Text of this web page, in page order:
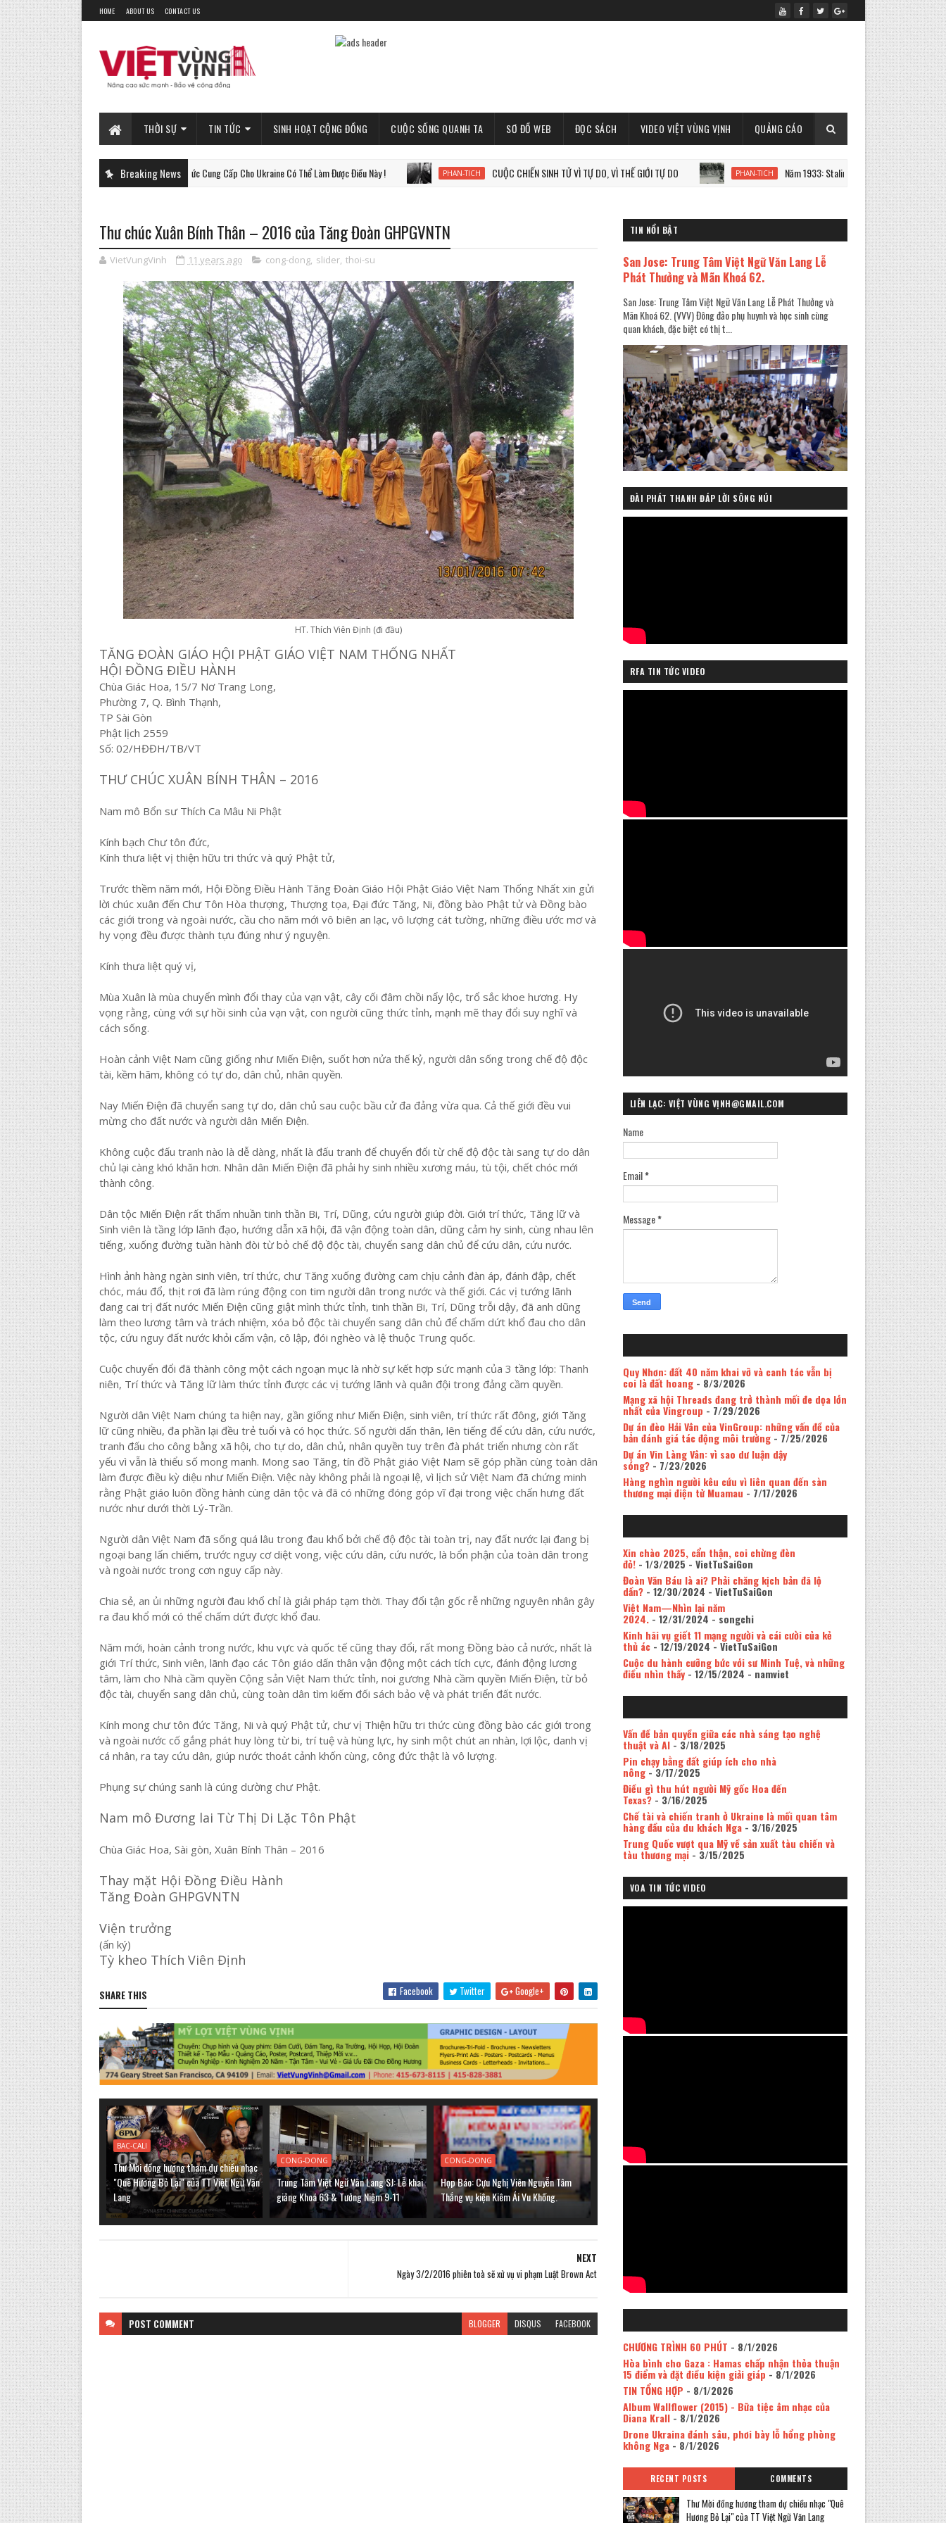
HOME ABOUT US CONTACT US
THỜI SỰ TIN TỨC SINH HOẠT CỘNG ĐỒNG CUỘC SỐNG QUANH TA SƠ ĐỒ WEB ĐỌC SÁCH VIDEO VIỆT VÙNG VỊNH QUẢNG CÁO
Breaking News
PHAN-TICH Xe Tăng Gepard Mà Đức Cung Cấp Cho Ukraine Có Thể Làm Được Điều Này ! PHAN-TICH CUỘC CHIẾN SINH TỬ VÌ TỰ DO, VÌ THẾ GIỚI TỰ DO PHAN-TICH Năm 1933: Staline tàn sát 7 triệu người Ukraine
Thư chúc Xuân Bính Thân – 2016 của Tăng Đoàn GHPGVNTN
VietVungVinh 11 years ago cong-dong, slider, thoi-su
HT. Thích Viên Định (đi đầu)
TĂNG ĐOÀN GIÁO HỘI PHẬT GIÁO VIỆT NAM THỐNG NHẤT
HỘI ĐỒNG ĐIỀU HÀNH
Chùa Giác Hoa, 15/7 Nơ Trang Long,
Phường 7, Q. Bình Thạnh,
TP Sài Gòn
Phật lịch 2559
Số: 02/HĐĐH/TB/VT
THƯ CHÚC XUÂN BÍNH THÂN – 2016
Nam mô Bổn sư Thích Ca Mâu Ni Phật
Kính bạch Chư tôn đức,
Kính thưa liệt vị thiện hữu tri thức và quý Phật tử,
Trước thềm năm mới, Hội Đồng Điều Hành Tăng Đoàn Giáo Hội Phật Giáo Việt Nam Thống Nhất xin gửi
lời chúc xuân đến Chư Tôn Hòa thượng, Thượng tọa, Đại đức Tăng, Ni, đồng bào Phật tử và Đồng bào
các giới trong và ngoài nước, cầu cho năm mới vô biên an lạc, vô lượng cát tường, những điều ước mơ và
hy vọng đều được thành tựu đúng như ý nguyện.
Kính thưa liệt quý vị,
Mùa Xuân là mùa chuyển mình đổi thay của vạn vật, cây cối đâm chồi nẩy lộc, trổ sắc khoe hương. Hy
vọng rằng, cùng với sự hồi sinh của vạn vật, con người cũng thức tỉnh, mạnh mẽ thay đổi suy nghĩ và
cách sống.
Hoàn cảnh Việt Nam cũng giống như Miến Điện, suốt hơn nửa thế kỷ, người dân sống trong chế độ độc
tài, kềm hãm, không có tự do, dân chủ, nhân quyền.
Nay Miến Điện đã chuyển sang tự do, dân chủ sau cuộc bầu cử đa đảng vừa qua. Cả thế giới đều vui
mừng cho đất nước và người dân Miến Điện.
Không cuộc đấu tranh nào là dễ dàng, nhất là đấu tranh để chuyển đổi từ chế độ độc tài sang tự do dân
chủ lại càng khó khăn hơn. Nhân dân Miến Điện đã phải hy sinh nhiều xương máu, tù tội, chết chóc mới
thành công.
Dân tộc Miến Điện rất thấm nhuần tinh thần Bi, Trí, Dũng, cứu người giúp đời. Giới trí thức, Tăng lữ và
Sinh viên là tầng lớp lãnh đạo, hướng dẫn xã hội, đã vận động toàn dân, dũng cảm hy sinh, cùng nhau lên
tiếng, xuống đường tuần hành đòi từ bỏ chế độ độc tài, chuyển sang dân chủ để cứu dân, cứu nước.
Hình ảnh hàng ngàn sinh viên, trí thức, chư Tăng xuống đường cam chịu cảnh đàn áp, đánh đập, chết
chóc, máu đổ, thịt rơi đã làm rúng động con tim người dân trong nước và thế giới. Các vị tướng lãnh
đang cai trị đất nước Miến Điện cũng giật mình thức tỉnh, tinh thần Bi, Trí, Dũng trỗi dậy, đã anh dũng
làm theo lương tâm và trách nhiệm, xóa bỏ độc tài chuyển sang dân chủ để chấm dứt khổ đau cho dân
tộc, cứu nguy đất nước khỏi cấm vận, cô lập, đói nghèo và lệ thuộc Trung quốc.
Cuộc chuyển đổi đã thành công một cách ngoạn mục là nhờ sự kết hợp sức mạnh của 3 tầng lớp: Thanh
niên, Trí thức và Tăng lữ làm thức tỉnh được các vị tướng lãnh và quân đội trong đảng cầm quyền.
Người dân Việt Nam chúng ta hiện nay, gần giống như Miến Điện, sinh viên, trí thức rất đông, giới Tăng
lữ cũng nhiều, đa phần lại đều trẻ tuổi và có học thức. Số người dấn thân, lên tiếng để cứu dân, cứu nước,
tranh đấu cho công bằng xã hội, cho tự do, dân chủ, nhân quyền tuy trên đà phát triển nhưng còn rất
yếu vì vẫn là thiểu số mong manh. Mong sao Tăng, tín đồ Phật giáo Việt Nam sẽ góp phần cùng toàn dân
làm được điều kỳ diệu như Miến Điện. Việc này không phải là ngoại lệ, vì lịch sử Việt Nam đã chứng minh
rằng Phật giáo luôn đồng hành cùng dân tộc và đã có những đóng góp vĩ đại trong việc chấn hưng đất
nước như dưới thời Lý-Trần.
Người dân Việt Nam đã sống quá lâu trong đau khổ bởi chế độ độc tài toàn trị, nay đất nước lại đang bị
ngoại bang lấn chiếm, trước nguy cơ diệt vong, việc cứu dân, cứu nước, là bổn phận của toàn dân trong
và ngoài nước trong cơn nguy cấp này.
Chia sẻ, an ủi những người đau khổ chỉ là giải pháp tạm thời. Thay đổi tận gốc rễ những nguyên nhân gây
ra đau khổ mới có thể chấm dứt được khổ đau.
Năm mới, hoàn cảnh trong nước, khu vực và quốc tế cũng thay đổi, rất mong Đồng bào cả nước, nhất là
giới Trí thức, Sinh viên, lãnh đạo các Tôn giáo dấn thân vận động một cách tích cực, đánh động lương
tâm, làm cho Nhà cầm quyền Cộng sản Việt Nam thức tỉnh, noi gương Nhà cầm quyền Miến Điện, từ bỏ
độc tài, chuyển sang dân chủ, cùng toàn dân tìm kiếm đối sách bảo vệ và phát triển đất nước.
Kính mong chư tôn đức Tăng, Ni và quý Phật tử, chư vị Thiện hữu tri thức cùng đồng bào các giới trong
và ngoài nước cố gắng phát huy lòng từ bi, trí tuệ và hùng lực, hy sinh một chút an nhàn, lợi lộc, danh vị
cá nhân, ra tay cứu dân, giúp nước thoát cảnh khốn cùng, công đức thật là vô lượng.
Phụng sự chúng sanh là cúng dường chư Phật.
Nam mô Đương lai Từ Thị Di Lặc Tôn Phật
Chùa Giác Hoa, Sài gòn, Xuân Bính Thân – 2016
Thay mặt Hội Đồng Điều Hành
Tăng Đoàn GHPGVNTN
Viện trưởng
(ấn ký)
Tỳ kheo Thích Viên Định
SHARE THIS Facebook Twitter Google+
BAC-CALI
Thư Mời đồng hương tham dự chiều nhạc
"Quê Hương Bỏ Lại" của TT Việt Ngữ Văn
Lang
CONG-DONG
Trung Tâm Việt Ngữ Văn Lang SJ: Lễ khai
giảng Khoá 63 & Tưởng Niệm 9-11
CONG-DONG
Họp Báo: Cựu Nghị Viên Nguyễn Tâm
Thắng vụ kiện Kiêm Ái Vu Khống.
NEXT
Ngày 3/2/2016 phiên toà sẽ xử vụ vi phạm Luật Brown Act
POST COMMENT BLOGGER DISQUS FACEBOOK
TIN NỔI BẬT
San Jose: Trung Tâm Việt Ngữ Văn Lang Lễ
Phát Thưởng và Mãn Khoá 62.
San Jose: Trung Tâm Việt Ngữ Văn Lang Lễ Phát Thưởng và
Mãn Khoá 62. (VVV) Đông đảo phụ huynh và học sinh cùng
quan khách, đặc biệt có thị t...
ĐÀI PHÁT THANH ĐÁP LỜI SÔNG NÚI
RFA TIN TỨC VIDEO
LIÊN LẠC: VIỆT VÙNG VỊNH@GMAIL.COM
Name
Email*
Message*
Quy Nhơn: đất 40 năm khai vỡ và canh tác vẫn bị
coi là đất hoang- 8/3/2026
Mạng xã hội Threads đang trở thành mối đe dọa lớn
nhất của Vingroup - 7/29/2026
Dự án đèo Hải Vân của VinGroup: những vấn đề của
bản đánh giá tác động môi trường- 7/25/2026
Dự án Vin Làng Vân: vì sao dư luận dậy
sóng?- 7/23/2026
Hàng nghìn người kêu cứu vì liên quan đến sàn
thương mại điện tử Muamau - 7/17/2026
Xin chào 2025, cẩn thận, coi chừng đèn
đỏ!- 1/3/2025 - VietTuSaiGon
Đoàn Văn Báu là ai? Phải chăng kịch bản đã lộ
dần?- 12/30/2024 - VietTuSaiGon
Việt Nam—Nhìn lại năm
2024.- 12/31/2024 - songchi
Kinh hãi vụ giết 11 mạng người và cái cười của kẻ
thủ ác- 12/19/2024 - VietTuSaiGon
Cuộc du hành cưỡng bức với sư Minh Tuệ, và những
điều nhìn thấy- 12/15/2024 - namviet
Vấn đề bản quyền giữa các nhà sáng tạo nghệ
thuật và AI- 3/18/2025
Pin chạy bằng đất giúp ích cho nhà
nông- 3/17/2025
Điều gì thu hút người Mỹ gốc Hoa đến
Texas?- 3/16/2025
Chế tài và chiến tranh ở Ukraine là mối quan tâm
hàng đầu của du khách Nga- 3/16/2025
Trung Quốc vượt qua Mỹ về sản xuất tàu chiến và
tàu thương mại- 3/15/2025
VOA TIN TỨC VIDEO
CHƯƠNG TRÌNH 60 PHÚT - 8/1/2026
Hòa bình cho Gaza : Hamas chấp nhận thỏa thuận
15 điểm và đặt điều kiện giải giáp - 8/1/2026
TIN TỔNG HỢP - 8/1/2026
Album Wallflower (2015) - Bữa tiệc âm nhạc của
Diana Krall- 8/1/2026
Drone Ukraina đánh sâu, phơi bày lỗ hổng phòng
không Nga- 8/1/2026
RECENT POSTS COMMENTS
Thư Mời đồng hương tham dự chiều nhạc "Quê
Hương Bỏ Lại" của TT Việt Ngữ Văn Lang